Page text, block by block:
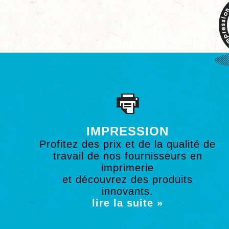
IMPRESSION
Profitez des prix et de la qualité de
travail de nos fournisseurs en
imprimerie
et découvrez des produits
innovants.
lire la suite »